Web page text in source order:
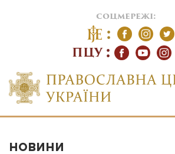
соцмережі:
ПЦУ
НОВИНИ